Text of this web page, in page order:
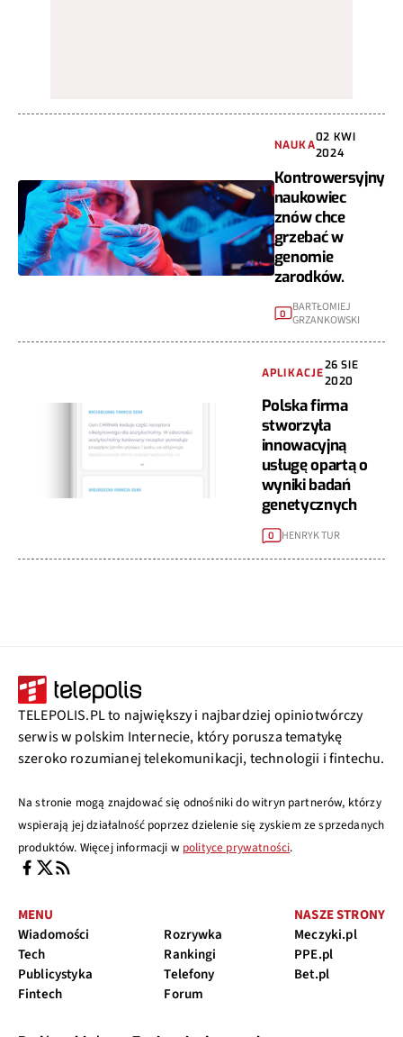
NAUKA
02 KWI
2024
Kontrowersyjny
naukowiec
znów chce
grzebać w
genomie
zarodków.
0 BARTŁOMIEJ
GRZANKOWSKI
APLIKACJE
26 SIE
2020
Polska firma
stworzyła
innowacyjną
usługę opartą o
wyniki badań
genetycznych
0 HENRYK TUR
TELEPOLIS.PL to największy i najbardziej opiniotwórczy
serwis w polskim Internecie, który porusza tematykę
szeroko rozumianej telekomunikacji, technologii i fintechu.
Na stronie mogą znajdować się odnośniki do witryn partnerów, którzy
wspierają jej działalność poprzez dzielenie się zyskiem ze sprzedanych
produktów. Więcej informacji w polityce prywatności.
MENU
Wiadomości
Tech
Publicystyka
Fintech
Rozrywka
Rankingi
Telefony
Forum
NASZE STRONY
Meczyki.pl
PPE.pl
Bet.pl